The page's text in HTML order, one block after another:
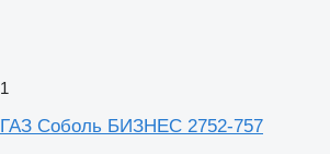
1
ГАЗ Соболь БИЗНЕС 2752-757